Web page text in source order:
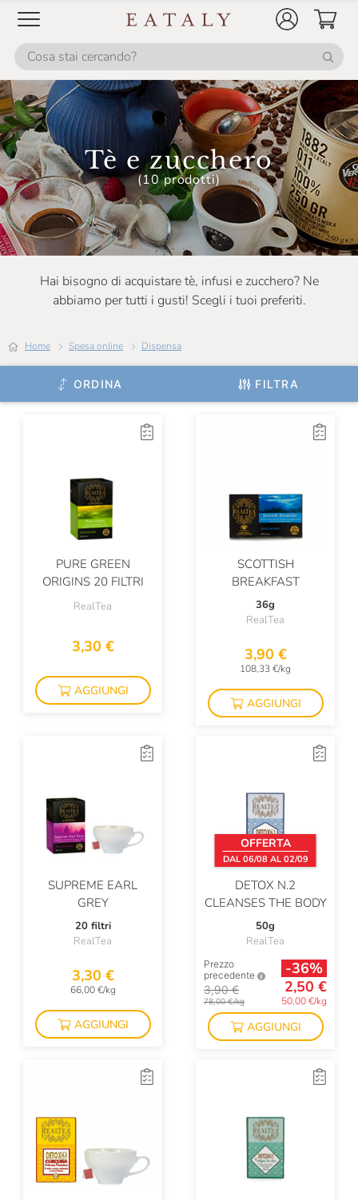
Tè e zucchero
(10 prodotti)
Hai bisogno di acquistare tè, infusi e zucchero? Ne
abbiamo per tutti i gusti! Scegli i tuoi preferiti.
Home Spesa online Dispensa
ORDINA FILTRA
PURE GREEN
ORIGINS 20 FILTRI
RealTea
3,30 €
AGGIUNGI
SCOTTISH
BREAKFAST
36g
RealTea
3,90 €
108,33 €/kg
AGGIUNGI
SUPREME EARL
GREY
20 filtri
RealTea
3,30 €
66,00 €/kg
AGGIUNGI
OFFERTA
DAL 06/08 AL 02/09
DETOX N.2
CLEANSES THE BODY
50g
RealTea
Prezzo
precedente
3,90 €
78,00 €/kg
-36%
2,50 €
50,00 €/kg
AGGIUNGI